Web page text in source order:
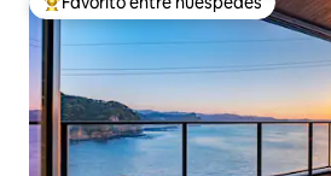
Favorito entre huéspedes preferido